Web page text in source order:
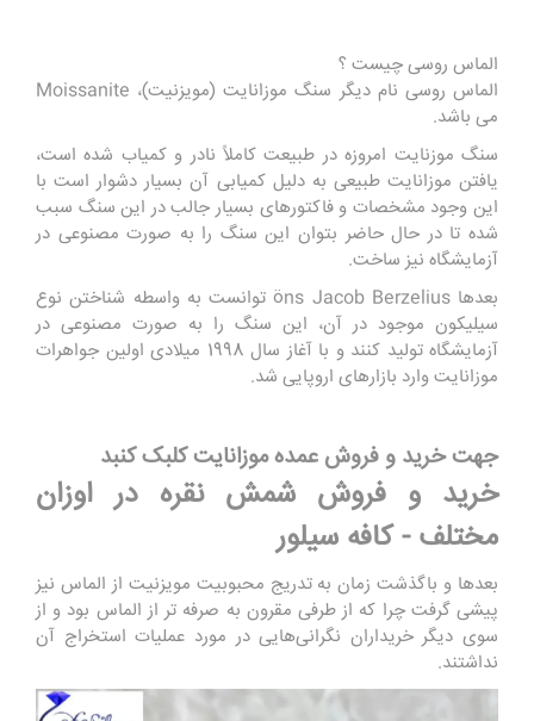
الماس روسی چیست ؟
الماس روسی نام دیگر سنگ موزانایت (مویزنیت)، Moissanite
می باشد.
سنگ موزنایت امروزه در طبیعت کاملاً نادر و کمیاب شده است،
یافتن موزانایت طبیعی به دلیل کمیابی آن بسیار دشوار است با
این‌ وجود مشخصات و فاکتورهای بسیار جالب در این سنگ سبب
شده تا در حال حاضر بتوان این سنگ را به‌ صورت مصنوعی در
آزمایشگاه نیز ساخت.
بعدها öns Jacob Berzelius توانست به‌ واسطه شناختن نوع
سیلیکون موجود در آن، این سنگ را به‌ صورت مصنوعی در
آزمایشگاه تولید کنند و با آغاز سال 1998 میلادی اولین جواهرات
موزانایت وارد بازارهای اروپایی شد.
جهت خرید و فروش عمده موزانایت کلبک کنبد
خرید و فروش شمش نقره در اوزان
مختلف - کافه سیلور
بعدها و باگذشت زمان به‌ تدریج محبوبیت مویزنیت از الماس نیز
پیشی گرفت چرا که از طرفی مقرون‌ به‌ صرفه تر از الماس بود و از
سوی دیگر خریداران نگرانی‌هایی در مورد عملیات استخراج آن
نداشتند.